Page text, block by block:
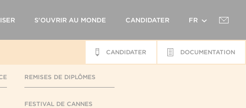
S'OUVRIR AU MONDE CANDIDATER FR
DOCUMENTATION
CANDIDATER
REMISES DE DIPLÔMES
FESTIVAL DE CANNES